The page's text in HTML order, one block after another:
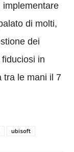
implementare
di molti,
dei
in
tra le mani il 7
ubisoft